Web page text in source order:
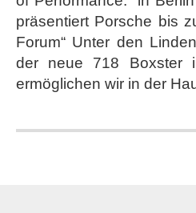
präsentiert Porsche bis
Forum“ Unter den
der neue 718 Boxster
ermöglichen wir in der